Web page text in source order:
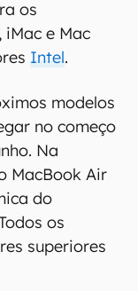
os
e Mac
Intel.
modelos
no começo
Na
MacBook Air
do
os
superiores